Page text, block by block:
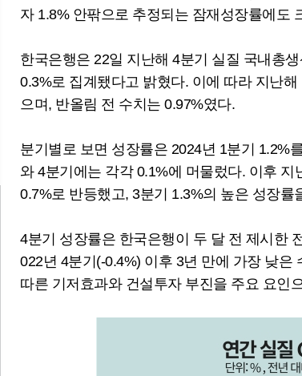
자 1.8% 안팎으로 추정되는 잠재성장률에도
한국은행은 22일 지난해 4분기 실질 국내총
0.3%로 집계됐다고 밝혔다. 이에 따라 지난
으며, 반올림 전 수치는 0.97%였다.
분기별로 보면 성장률은 2024년 1분기 1.2%
와 4분기에는 각각 0.1%에 머물렀다. 이후 지
0.7%로 반등했고, 3분기 1.3%의 높은 성장
4분기 성장률은 한국은행이 두 달 전 제시한
022년 4분기(-0.4%) 이후 3년 만에 가장 낮은
따른 기저효과와 건설투자 부진을 주요 요인